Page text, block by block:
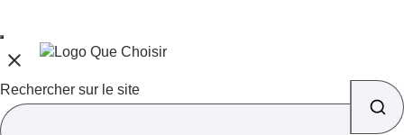
Rechercher sur le site